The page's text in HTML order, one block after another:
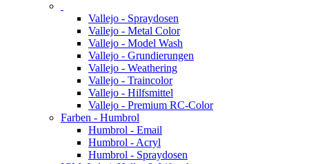
Vallejo - Spraydosen
Vallejo - Metal Color
Vallejo - Model Wash
Vallejo - Grundierungen
Vallejo - Weathering
Vallejo - Traincolor
Vallejo - Hilfsmittel
Vallejo - Premium RC-Color
Farben - Humbrol
Humbrol - Email
Humbrol - Acryl
Humbrol - Spraydosen